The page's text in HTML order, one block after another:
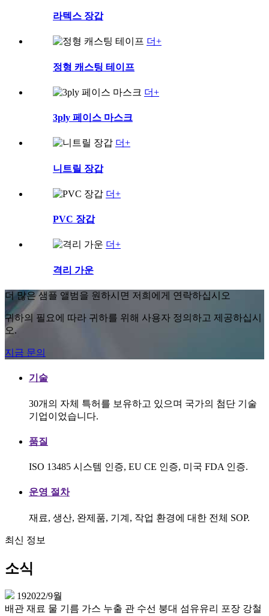
라텍스 장갑
더+
정형 캐스팅 테이프
더+
3ply 페이스 마스크
더+
니트릴 장갑
더+
PVC 장갑
더+
격리 가운
더 많은 샘플 앨범을 원하시면 저희에게 연락하십시오
귀하의 필요에 따라 귀하를 위해 사용자 정의하고 제공하십시
오.
지금 문의
기술
30개의 자체 특허를 보유하고 있으며 국가의 첨단 기술
기업이었습니다.
품질
ISO 13485 시스템 인증, EU CE 인증, 미국 FDA 인증.
운영 절차
재료, 생산, 완제품, 기계, 작업 환경에 대한 전체 SOP.
최신 정보
소식
192022/9월
배관 재료 물 기름 가스 누출 관 수선 붕대 섬유유리 포장 강철